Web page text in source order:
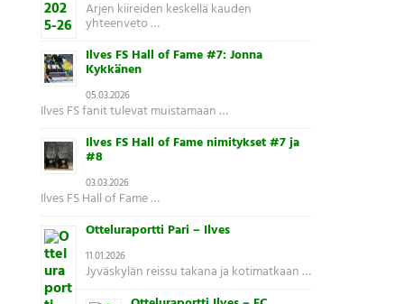
Arjen kiireiden keskellä kauden
yhteenveto …
Ilves FS Hall of Fame #7: Jonna
Kykkänen
05.03.2026
Ilves FS fanit tulevat muistamaan …
Ilves FS Hall of Fame nimitykset #7 ja
#8
03.03.2026
Ilves FS Hall of Fame …
Otteluraportti Pari – Ilves
11.01.2026
Jyväskylän reissu takana ja kotimatkaan …